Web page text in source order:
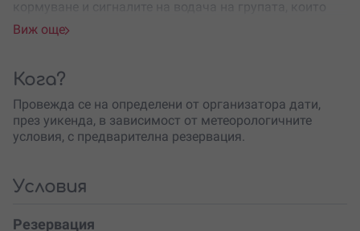
трябва да следваш.
да придобиеш увереност в управлението на
превозното средство на две колела, да се запознаеш с
нови приключенци и да се насладиш на спокойствието
и необятната природа.
Забавлението е подходящо заподарък за всеки повод
приятел или дете над 7 г.
да се включиш в приключението – само добро
Виж още
Кога?
Провежда се на определени от организатора дати,
през уикенда, в зависимост от метеорологичните
условия, с предварителна резервация.
Условия
Резервация